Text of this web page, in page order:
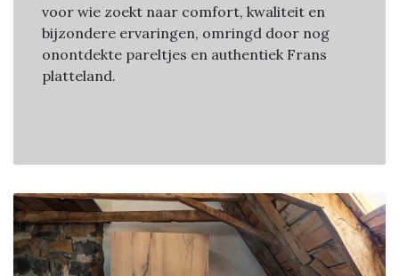
voor wie zoekt naar comfort, kwaliteit en
bijzondere ervaringen, omringd door nog
onontdekte pareltjes en authentiek Frans
platteland.